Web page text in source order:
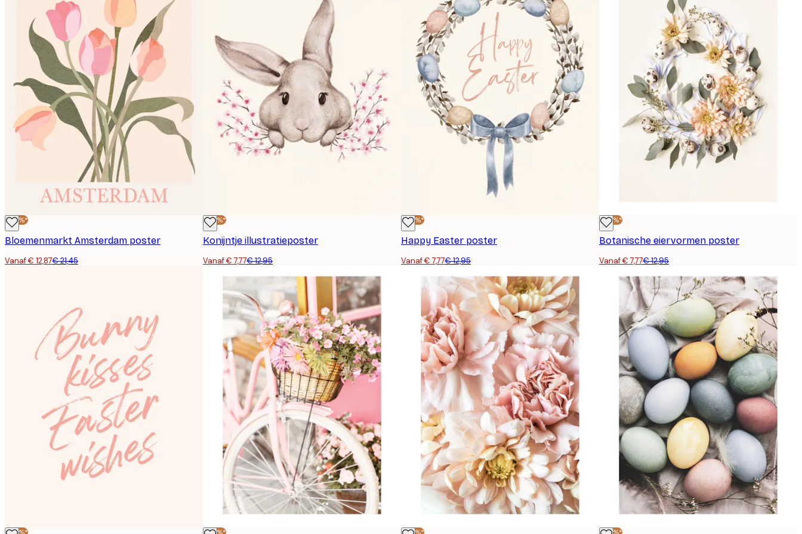
-40%*
Bloemenmarkt Amsterdam poster
Vanaf € 12,87€ 21,45
-40%*
Konijntje illustratieposter
Vanaf € 7,77€ 12,95
-40%*
Happy Easter poster
Vanaf € 7,77€ 12,95
-40%*
Botanische eiervormen poster
Vanaf € 7,77€ 12,95
-40%* -40%* -40%* -40%*